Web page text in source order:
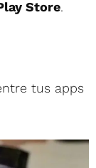
Store.
tus apps